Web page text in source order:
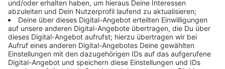
right" jetzt in sein Label aufgenommen.
"Als ich das gehört habe, bin ich sofort in die
Stadt gegangen, abfeiern"